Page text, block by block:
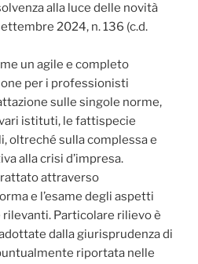
alla luce delle novità
2024, n. 136 (c.d.
un agile e completo
per i professionisti
sulle singole norme,
istituti, le fattispecie
oltreché sulla complessa e
alla crisi d’impresa.
attraverso
e l’esame degli aspetti
Particolare rilievo è
dalla giurisprudenza di
riportata nelle